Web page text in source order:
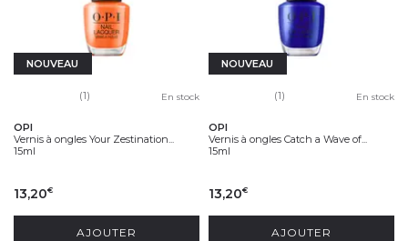
NOUVEAU
(1) En stock
OPI
Vernis à ongles Your Zestination...
15ml
13,20€
AJOUTER
NOUVEAU
(1) En stock
OPI
Vernis à ongles Catch a Wave of...
15ml
13,20€
AJOUTER